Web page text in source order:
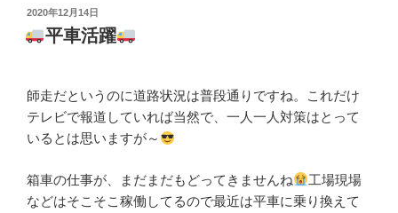
投
稿
日:
2020年12月14日
平車活躍
師走だというのに道路状況は普段通りですね。これだけ
テレビで報道していれば当然で、一人一人対策はとって
いるとは思いますが～
箱車の仕事が、まだまだもどってきませんね
工場現場
などはそこそこ稼働してるので最近は平車に乗り換えて